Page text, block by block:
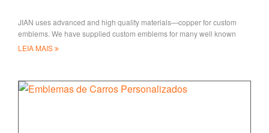
JIAN uses advanced and high quality materials—copper for custom
emblems. We have supplied custom emblems for many well known
LEIA MAIS